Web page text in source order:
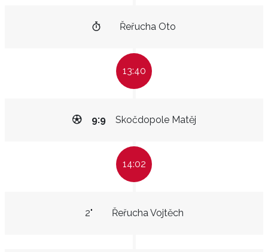
Řeřucha Oto
13:40
Skočdopole Matěj
9:9
14:02
Řeřucha Vojtěch
2"